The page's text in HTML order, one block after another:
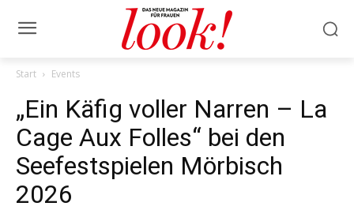
Start Events
„Ein Käfig voller Narren – La
Cage Aux Folles“ bei den
Seefestspielen Mörbisch
2026